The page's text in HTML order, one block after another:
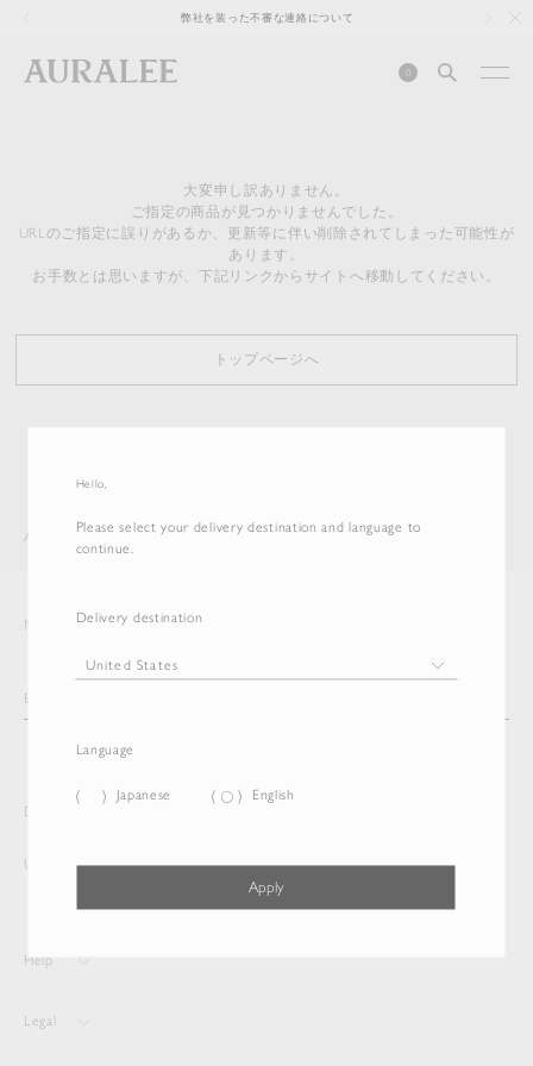
Hello,
Please select your delivery destination and language to
continue.
Delivery destination
Language
Japanese English
Apply
弊社を装った不審な連絡について
0
大変申し訳ありません。
ご指定の商品が見つかりませんでした。
URLのご指定に誤りがあるか、更新等に伴い削除されてしまった可能性が
あります。
お手数とは思いますが、下記リンクからサイトへ移動してください。
トップページへ
AURALEE ITEM
Newsletter
Delivery destination and Language
United States Japanese
Help
Legal